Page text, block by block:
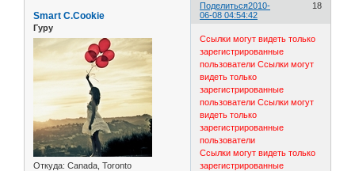
Поделиться 18
2010-
06-08 04:54:42
Smart C.Cookie
Гуру
Откуда: Canada, Toronto
Ссылки могут видеть только
зарегистрированные
пользователи Ссылки могут
видеть только
зарегистрированные
пользователи Ссылки могут
видеть только
зарегистрированные
пользователи
Ссылки могут видеть только
зарегистрированные